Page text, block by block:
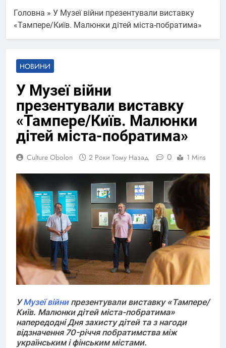
Головна » У Музеї війни презентували виставку
«Тампере/Київ. Малюнки дітей міста-побратима»
НОВИНИ
У Музеї війни
презентували виставку
«Тампере/Київ. Малюнки
дітей міста-побратима»
Culture Obolon 2 Роки Тому Назад 0 1 Mins
УМузеї війнипрезентували виставку «Тампере/
Київ. Малюнки дітей міста-побратима»
напередодні Дня захисту дітей та з нагоди
відзначення 70-річчя побратимства між
українським і фінським містами.